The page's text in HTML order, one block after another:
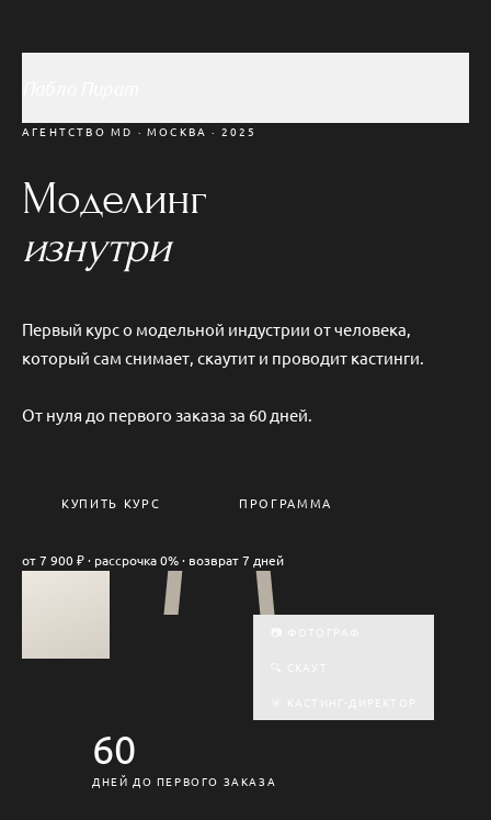
АГЕНТСТВО MD · МОСКВА · 2025
Моделинг
изнутри
Первый курс о модельной индустрии от человека,
который сам снимает, скаутит и проводит кастинги.
От нуля до первого заказа за 60 дней.
КУПИТЬ КУРС ПРОГРАММА
от 7 900 ₽ · рассрочка 0% · возврат 7 дней
60
ДНЕЙ ДО ПЕРВОГО ЗАКАЗА